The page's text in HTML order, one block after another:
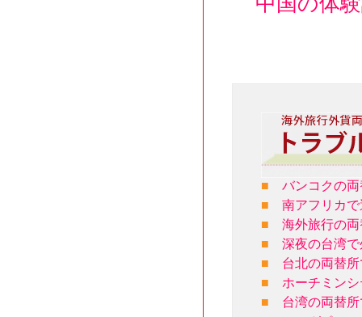
■
バンコクの
■
南アフリカ
■
海外旅行の
■
深夜の台湾
■
台北の両替
■
ホーチミン
■
台湾の両替